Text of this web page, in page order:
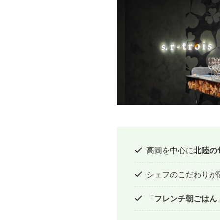
高岡を中心に北陸の
シェフのこだわり
「フレンチ朝ごはん